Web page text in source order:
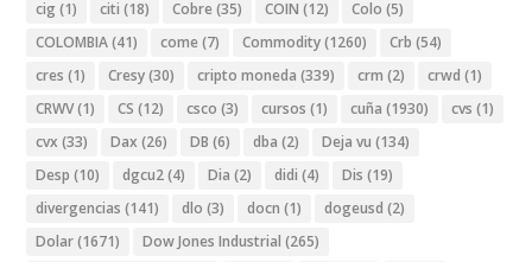
cig (1) citi (18) Cobre (35) COIN (12) Colo (5)
COLOMBIA(41) come (7) Commodity(1260) Crb (54)
cres (1) Cresy(30) cripto moneda (339) crm (2) crwd (1)
CRWV(1) CS (12) csco (3) cursos (1) cuña (1930) cvs (1)
cvx (33) Dax (26) DB (6) dba (2) Deja vu (134)
Desp (10) dgcu2(4) Dia (2) didi (4) Dis (19)
divergencias (141) dlo (3) docn (1) dogeusd (2)
Dolar(1671) Dow Jones Industrial (265)